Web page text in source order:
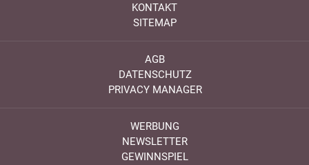
KONTAKT
SITEMAP
AGB
DATENSCHUTZ
PRIVACY MANAGER
WERBUNG
NEWSLETTER
GEWINNSPIEL